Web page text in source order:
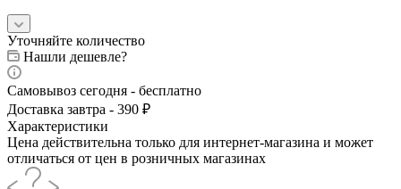
Уточняйте количество
Нашли дешевле?
Самовывоз сегодня - бесплатно
Доставка завтра - 390 ₽
Характеристики
Цена действительна только для интернет-магазина и может
отличаться от цен в розничных магазинах